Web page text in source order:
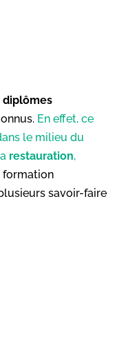
diplômes
En effet, ce
le milieu du
restauration,
formation
savoir-faire